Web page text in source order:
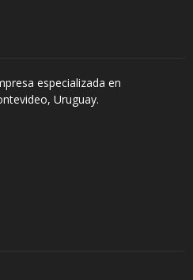
especializada en
Uruguay.